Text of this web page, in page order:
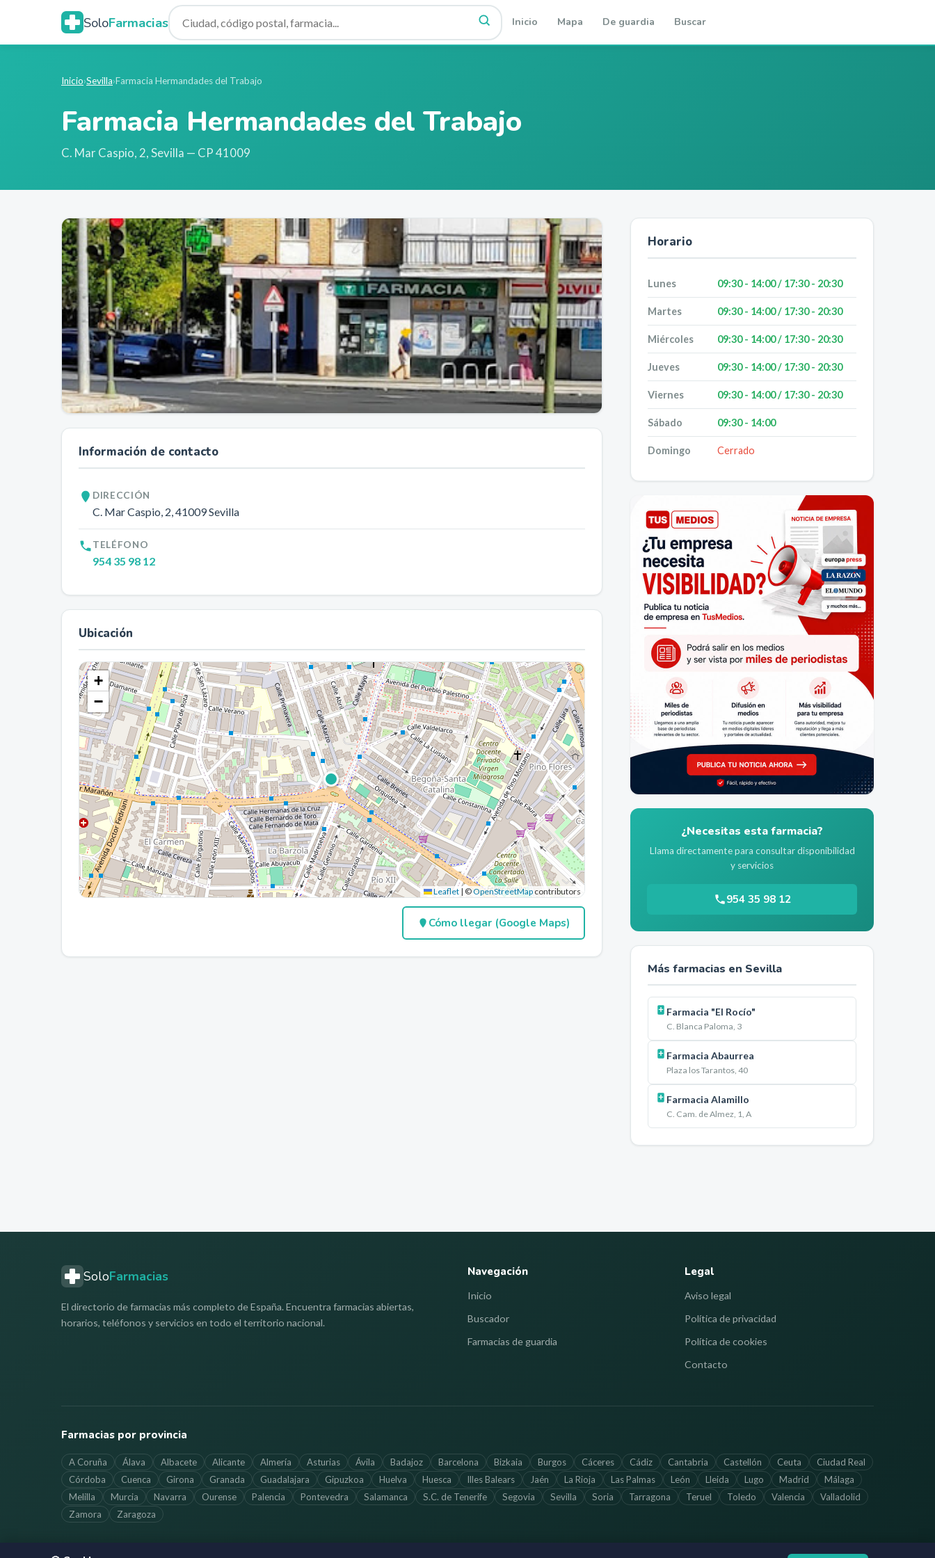
SoloFarmacias Inicio Mapa De guardia Buscar
Inicio›Sevilla›Farmacia Hermandades del Trabajo
Farmacia Hermandades del Trabajo
C. Mar Caspio, 2,Sevilla — CP 41009
Información de contacto
DIRECCIÓN
C. Mar Caspio, 2, 41009Sevilla
TELÉFONO
954 35 98 12
Ubicación
+
−
Leaflet | ©OpenStreetMap contributors
Cómo llegar (Google Maps)
Horario
Lunes 09:30 - 14:00 / 17:30 - 20:30
Martes 09:30 - 14:00 / 17:30 - 20:30
Miércoles 09:30 - 14:00 / 17:30 - 20:30
Jueves 09:30 - 14:00 / 17:30 - 20:30
Viernes 09:30 - 14:00 / 17:30 - 20:30
Sábado 09:30 - 14:00
Domingo Cerrado
¿Necesitas esta farmacia?
Llama directamente para consultar disponibilidad
y servicios
954 35 98 12
Más farmacias en Sevilla
Farmacia "El Rocío"
C. Blanca Paloma, 3
Farmacia Abaurrea
Plaza los Tarantos, 40
Farmacia Alamillo
C. Cam. de Almez, 1, A
SoloFarmacias
El directorio de farmacias más completo de España. Encuentra farmacias abiertas,
horarios, teléfonos y servicios en todo el territorio nacional.
Navegación
Inicio
Buscador
Farmacias de guardia
Legal
Aviso legal
Política de privacidad
Política de cookies
Contacto
Farmacias por provincia
A Coruña Álava Albacete Alicante Almería Asturias Ávila Badajoz Barcelona Bizkaia Burgos Cáceres Cádiz Cantabria Castellón Ceuta
Ciudad Real
Córdoba
Cuenca Girona Granada Guadalajara Gipuzkoa Huelva Huesca Illes Balears Jaén La Rioja Las Palmas León Lleida Lugo Madrid
Málaga
Melilla
Murcia Navarra Ourense Palencia Pontevedra Salamanca S.C. de Tenerife Segovia Sevilla Soria Tarragona Teruel Toledo Valencia
Valladolid
Zamora
Zaragoza